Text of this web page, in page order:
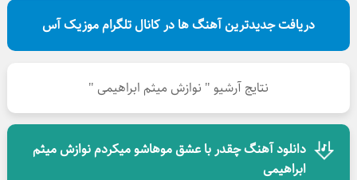
دریافت جدیدترین آهنگ ها در کانال تلگرام موزیک آس
نتایج آرشیو " نوازش میثم ابراهیمی "
دانلود آهنگ چقدر با عشق موهاشو میکردم نوازش میثم
ابراهیمی